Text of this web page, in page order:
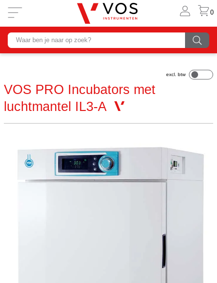
0
VOS PRO Incubators met
luchtmantel IL3-A